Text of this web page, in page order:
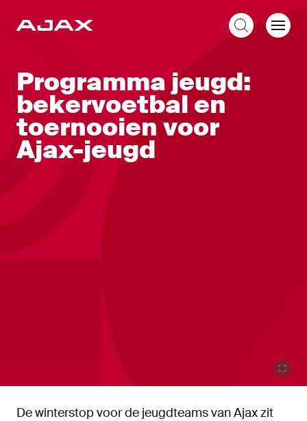
Programma jeugd:
bekervoetbal en
toernooien voor
Ajax-jeugd
De winterstop voor de jeugdteams van Ajax zit